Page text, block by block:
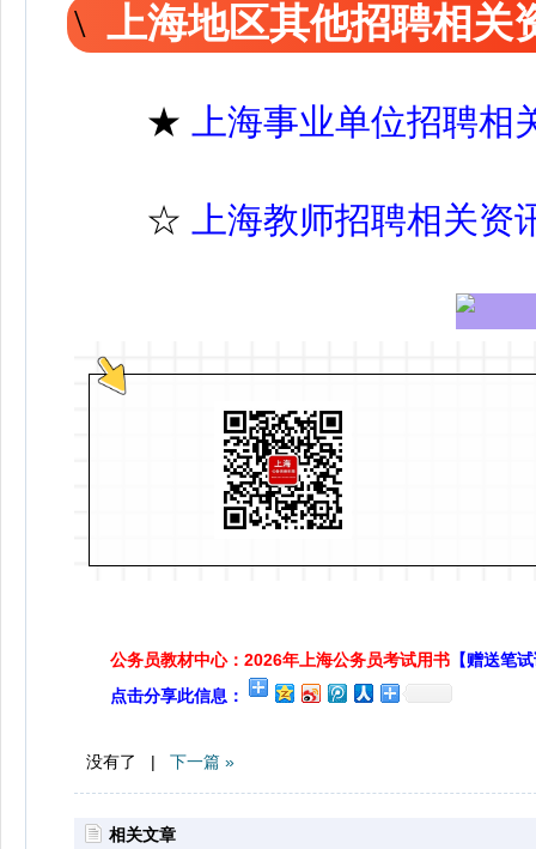
上海地区其他招聘相关
★ 上海事业单位招聘相
☆ 上海教师招聘相关资
公务员教材中心：2026年上海公务员考试用书 【赠送笔
点击分享此信息：
没有了 | 下一篇 »
相关文章